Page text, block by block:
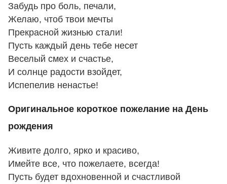
Забудь про боль, печали,
Желаю, чтоб твои мечты
Прекрасной жизнью стали!
Пусть каждый день тебе несет
Веселый смех и счастье,
И солнце радости взойдет,
Испепелив ненастье!
Оригинальное короткое пожелание на День
рождения
Живите долго, ярко и красиво,
Имейте все, что пожелаете, всегда!
Пусть будет вдохновенной и счастливой